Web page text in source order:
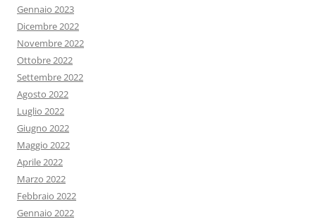
Gennaio 2023
Dicembre 2022
Novembre 2022
Ottobre 2022
Settembre 2022
Agosto 2022
Luglio 2022
Giugno 2022
Maggio 2022
Aprile 2022
Marzo 2022
Febbraio 2022
Gennaio 2022